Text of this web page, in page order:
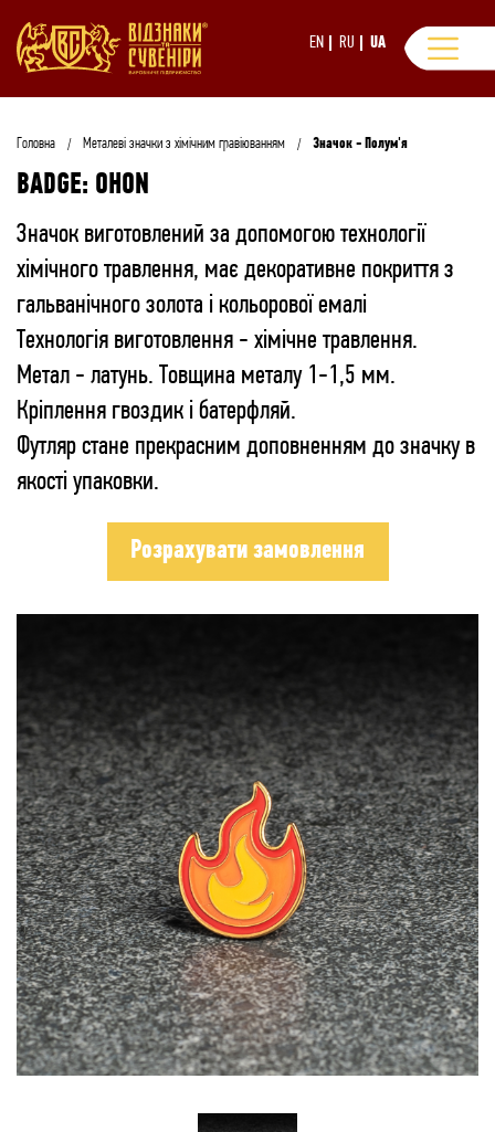
EN RU UA
Головна Металеві значки з хімічним гравіюванням Значок - Полум'я
BADGE: OHON
Значок виготовлений за допомогою технології
хімічного травлення, має декоративне покриття з
гальванічного золота і кольорової емалі
Технологія виготовлення - хімічне травлення.
Метал - латунь. Товщина металу 1-1,5 мм.
Кріплення гвоздик і батерфляй.
Футляр стане прекрасним доповненням до значку в
якості упаковки.
Розрахувати замовлення